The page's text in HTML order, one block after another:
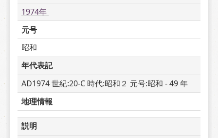
1974年
元号
昭和
年代表記
AD1974 世紀:20-C 時代:昭和２ 元号:昭和 - 49 年
地理情報
説明